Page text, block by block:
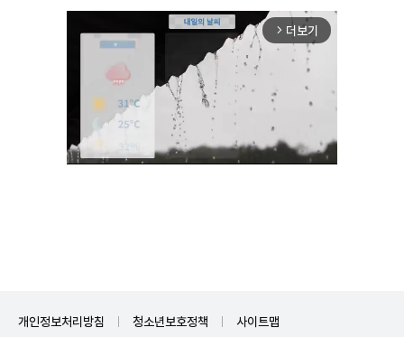
arrow_forward_ios 더보기
개인정보처리방침 청소년보호정책 사이트맵